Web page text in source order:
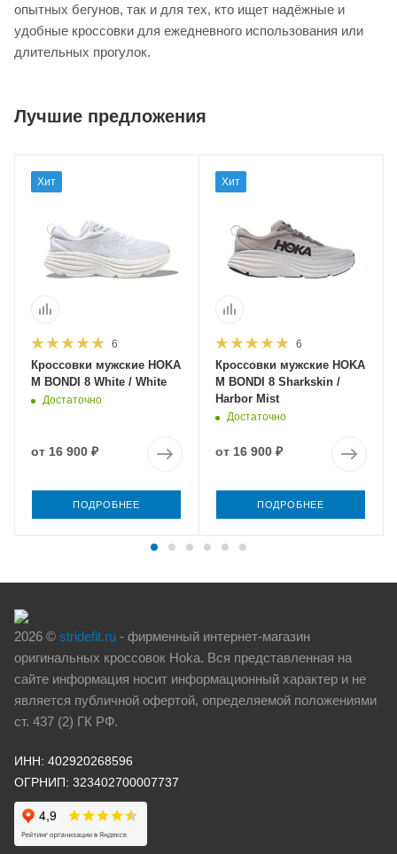
опытных бегунов, так и для тех, кто ищет надёжные и
удобные кроссовки для ежедневного использования или
длительных прогулок.
Лучшие предложения
Хит
6
Кроссовки мужские HOKA
M BONDI 8 White / White
Достаточно
от 16 900 ₽
ПОДРОБНЕЕ
Хит
6
Кроссовки мужские HOKA
M BONDI 8 Sharkskin /
Harbor Mist
Достаточно
от 16 900 ₽
ПОДРОБНЕЕ
2026 © stridefit.ru - фирменный интернет-магазин
оригинальных кроссовок Hoka. Вся представленная на
сайте информация носит информационный характер и не
является публичной офертой, определяемой положениями
ст. 437 (2) ГК РФ.
ИНН: 402920268596
ОГРНИП: 323402700007737